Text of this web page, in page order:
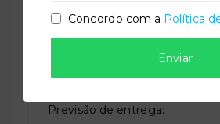
Situação:
Novo
Previsão de entrega:
Concordo com a Política
Enviar